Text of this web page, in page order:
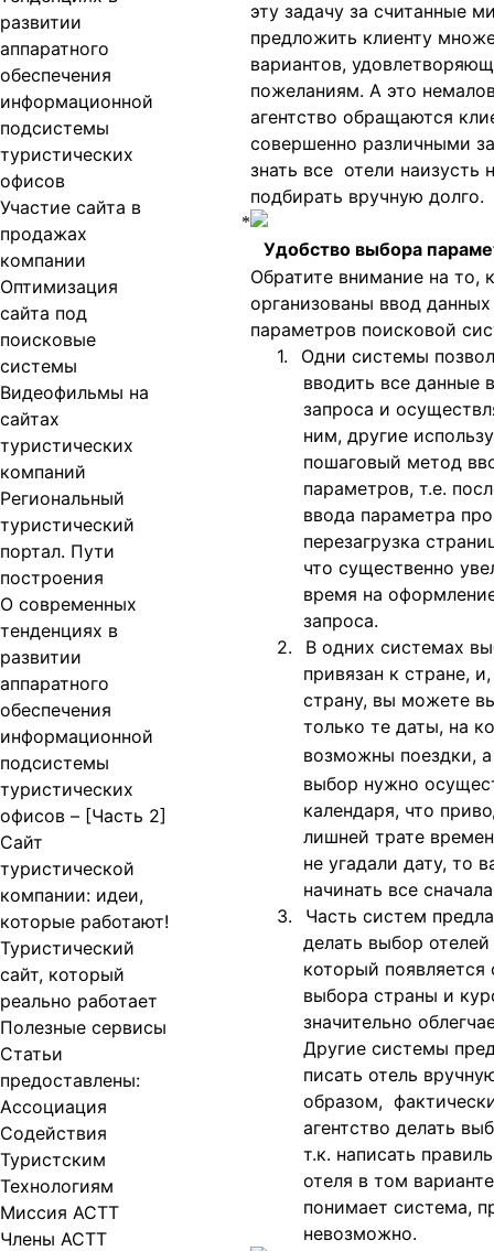
развитии
аппаратного
обеспечения
информационной
подсистемы
туристических
офисов
Участие сайта в
продажах
компании
Оптимизация
сайта под
поисковые
системы
Видеофильмы на
сайтах
туристических
компаний
Региональный
туристический
портал. Пути
построения
О современных
тенденциях в
развитии
аппаратного
обеспечения
информационной
подсистемы
туристических
офисов – [Часть 2]
Сайт
туристической
компании: идеи,
которые работают!
Туристический
сайт, который
реально работает
Полезные сервисы
Статьи
предоставлены:
Ассоциация
Содействия
Туристским
Технологиям
Миссия АСТТ
Члены АСТТ
эту задачу за считанные
предложить клиенту
вариантов,
пожеланиям. А это
агентство обращаются
совершенно различными
знать все отели наизусть
подбирать вручную долго.
Удобство выбора
Обратите внимание на то,
организованы ввод данных
параметров поисковой
1.
Одни системы
вводить все данные
запроса и
ним, другие
пошаговый метод
параметров, т.е.
ввода параметра
перезагрузка
что существенно
время на
запроса.
2.
В одних системах
привязан к стране,
страну, вы можете
только те даты, на
возможны поездки,
выбор нужно
календаря, что
лишней трате
не угадали дату, то
начинать все
3.
Часть систем
делать выбор отелей
который появляется
выбора страны и
значительно
Другие системы
писать отель
образом,
агентство делать
т.к. написать
отеля в том
понимает система,
невозможно.